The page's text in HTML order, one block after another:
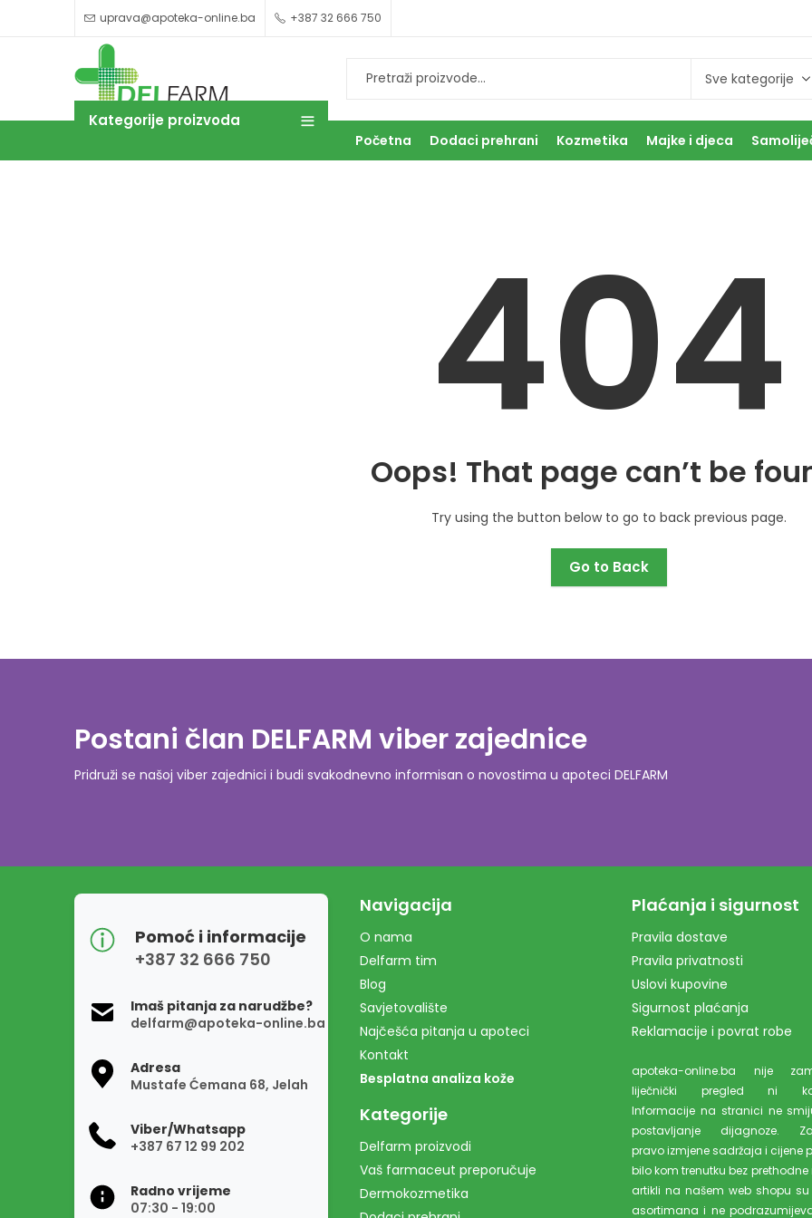
uprava@apoteka-online.ba +387 32 666 750
Kategorije proizvoda
Početna Dodaci prehrani Kozmetika Majke i djeca
404
Oops! That page can’t be
Try using the button below to go to back previous page.
Go to Back
Postani član DELFARM viber zajednice
Pridruži se našoj viber zajednici i budi svakodnevno informisan o novostima u apoteci DELFARM
Pomoć i informacije
+387 32 666 750
Imaš pitanja za narudžbe?
delfarm@apoteka-online.ba
Adresa
Mustafe Ćemana 68, Jelah
Viber/Whatsapp
+387 67 12 99 202
Radno vrijeme
07:30 - 19:00
Navigacija
O nama
Delfarm tim
Blog
Savjetovalište
Najčešća pitanja u apoteci
Kontakt
Besplatna analiza kože
Kategorije
Delfarm proizvodi
Vaš farmaceut preporučuje
Dermokozmetika
Plaćanja i sigurnost
Pravila dostave
Pravila privatnosti
Uslovi kupovine
Sigurnost plaćanja
Reklamacije i povrat robe
apoteka-online.ba nije
liječnički pregled ni
Informacije na stranici ne
postavljanje dijagnoze.
pravo izmjene sadržaja i cijene
bilo kom trenutku bez prethodne
artikli na našem web shopu
asortimana i ne